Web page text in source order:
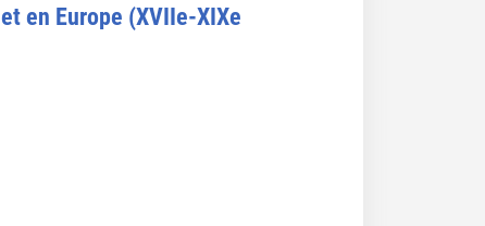
en Europe (XVIIe-XIXe